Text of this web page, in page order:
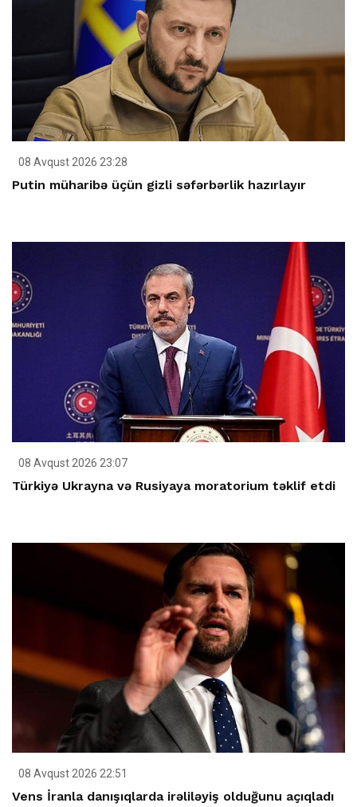
08 Avqust 2026 23:28
Putin müharibə üçün gizli səfərbərlik hazırlayır
08 Avqust 2026 23:07
Türkiyə Ukrayna və Rusiyaya moratorium təklif etdi
08 Avqust 2026 22:51
Vens İranla danışıqlarda irəliləyiş olduğunu açıqladı